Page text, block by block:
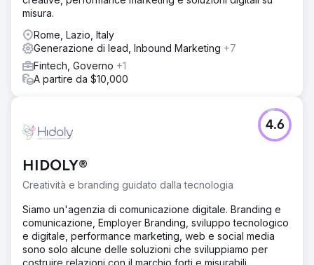
pagamento al 100% a prenotazioni organiche al 70%
sono posizionate in prima pagina su Google per parole
chiave di destinazione ad alta intenzione, il traffico
organico è cresciuto di oltre 8 volte e le inserzioni su
Instagram hanno generato migliaia di richieste qualificate.
del 58% e il ritorno sulla spesa pubblicitaria è salito da
1,9x a 4,6x. L'azienda ora cresce principalmente
attraverso SEO e social media.
Vai alla pagina agenzia
misura.
Rome, Lazio, Italy
Generazione di lead, Inbound Marketing +7
Fintech, Governo +1
A partire da $10,000
HIDOLY®
Creatività e branding guidato dalla tecnologia
4.6
Siamo un'agenzia di comunicazione digitale. Branding e
comunicazione, Employer Branding, sviluppo tecnologico
e digitale, performance marketing, web e social media
sono solo alcune delle soluzioni che sviluppiamo per
costruire relazioni con il marchio forti e misurabili.